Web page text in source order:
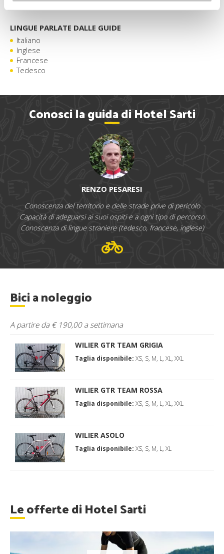
Aria condizionata
LINGUE PARLATE DALLE GUIDE
Italiano
Inglese
Francese
Tedesco
Conosci la guida di Hotel Sarti
RENZO PESARESI
Conoscenza del territorio e delle strade prive di pericolo
Capacità di adeguarsi ai suoi ospiti e a ogni tipo di percorso
Conoscenza di lingue straniere (tedesco, francese, inglese)
Bici a noleggio
A partire da € 190,00 a settimana
WILIER GTR TEAM GRIGIA
Taglia disponibile: XS, S, M, L, XL, XXL
WILIER GTR TEAM ROSSA
Taglia disponibile: XS, S, M, L, XL, XXL
WILIER ASOLO
Taglia disponibile: XS, S, M, L, XL
Le offerte di Hotel Sarti